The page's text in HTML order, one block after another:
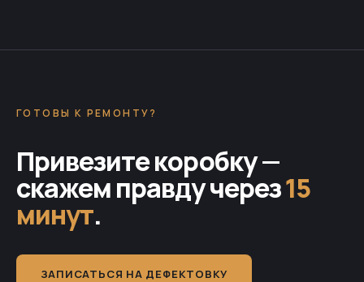
ГОТОВЫ К РЕМОНТУ?
Привезите коробку —
скажем правду через15
минут.
ЗАПИСАТЬСЯ НА ДЕФЕКТОВКУ